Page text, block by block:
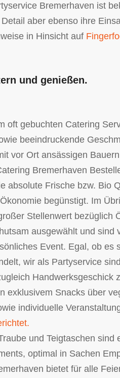
Bremerhaven ist
aber ebenso ihre
in Hinsicht auf
und genießen.
oft gebuchten Catering
beeindruckende
vor Ort ansässigen
Bremerhaven
absolute Frische bzw. Bio
begünstigt. Im
Stellenwert bezüglich
ausgewählt und sind
Event. Egal, ob es
wir als Partyservice
Handwerksgeschick
exklusivem Snacks über
individuelle
und Teigtaschen sind
optimal in Sachen
bietet für alle